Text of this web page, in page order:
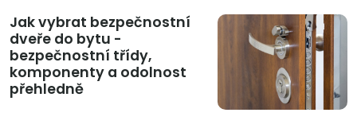
Jak vybrat bezpečnostní
dveře do bytu -
bezpečnostní třídy,
komponenty a odolnost
přehledně